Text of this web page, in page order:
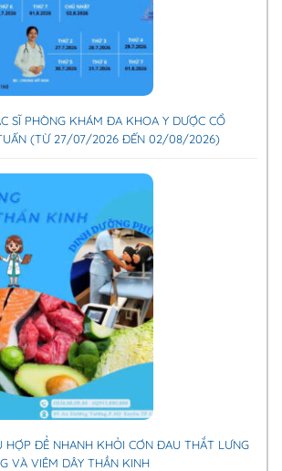
SĨ PHÒNG KHÁM ĐA KHOA Y DƯỢC CỔ
(TỪ 27/07/2026 ĐẾN 02/08/2026)
HỢP ĐỂ NHANH KHỎI CƠN ĐAU THẮT LƯNG
VÀ VIÊM DÂY THẦN KINH